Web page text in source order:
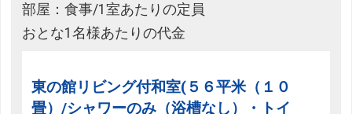
部屋：食事/1室あたりの定員
おとな1名様あたりの代金
東の館リビング付和室(５６平米（１０
畳）/シャワーのみ（浴槽なし）・トイ